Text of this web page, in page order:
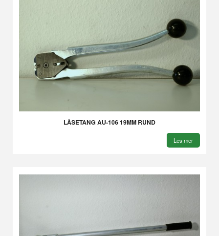
LÅSETANG AU-106 19MM RUND
Les mer